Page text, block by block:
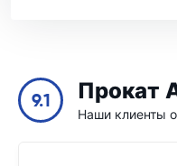
9.1 Прокат
Наши клиенты